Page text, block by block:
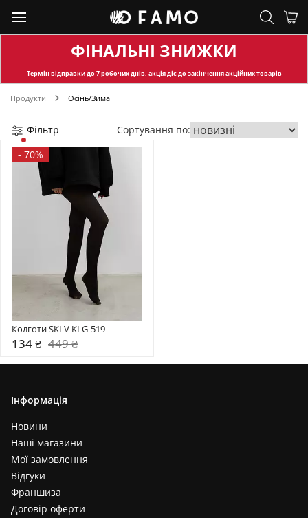
ФІНАЛЬНІ ЗНИЖКИ
Термін відправкидо 7 робочих днів, акція діє до закінчення акційних товарів
Продукти Осінь/Зима
Фільтр
Сортування по:
- 70%
Колготи SKLV KLG-519
134 ₴ 449 ₴
Інформація
Новини
Наші магазини
Мої замовлення
Відгуки
Франшиза
Договір оферти